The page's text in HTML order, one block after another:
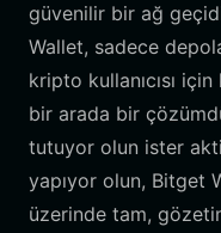
güvenilir bir ağ
Wallet, sadece
kripto kullanıcısı
bir arada bir
tutuyor olun ister
yapıyor olun, Bitget
üzerinde tam,